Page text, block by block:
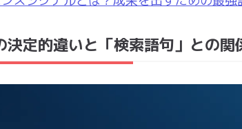
定的違いと「検索語句」との関